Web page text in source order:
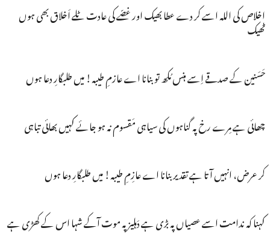
اخلاص کی اللہ اسے کر دے عطا بھیک اور غصّے کی عادت ٹلے اَخلاق بھی ہوں
ٹھیک
حَسَنین کے صدقے اِسے ہنس مُکھ تو بنانا اے عازمِ طیبہ! میں طلبگارِ دعا ہوں
چھائی ہے مِرے رخ پہ گناہوں کی سیاہی مَقسوم نہ ہو جائے کہیں بھائی تباہی
کر عرض، انہیں آتا ہے تقدیر بنانا اے عازِمِ طیبہ! میں طلبگارِ دعا ہوں
کہنا کہ ندامت اسے عصیاں پہ بڑی ہے دَہلیز پہ موت آکے شہا اس کے کھڑی ہے